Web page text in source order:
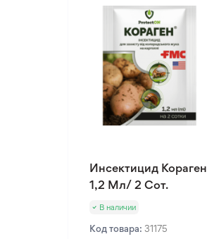
Инсектицид Кораген
1,2 Мл/ 2 Сот.
В наличии
Код товара: 31175